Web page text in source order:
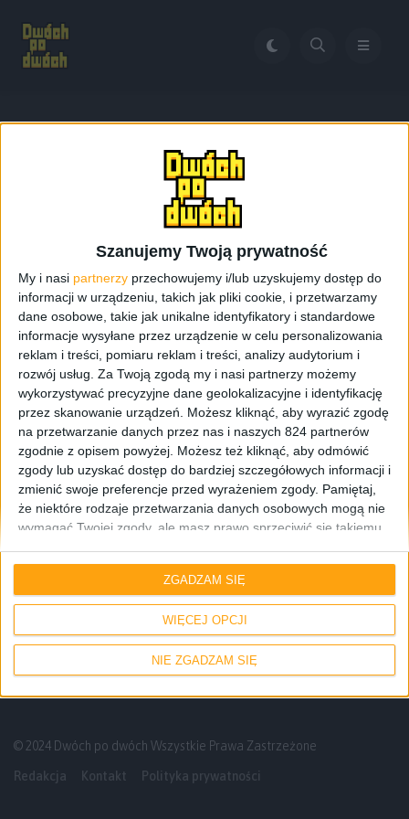
Szanujemy Twoją prywatność
My i nasi partnerzy przechowujemy i/lub uzyskujemy dostęp do
informacji w urządzeniu, takich jak pliki cookie, i przetwarzamy
dane osobowe, takie jak unikalne identyfikatory i standardowe
informacje wysyłane przez urządzenie w celu personalizowania
reklam i treści, pomiaru reklam i treści, analizy audytorium i
rozwój usług. Za Twoją zgodą my i nasi partnerzy możemy
wykorzystywać precyzyjne dane geolokalizacyjne i identyfikację
przez skanowanie urządzeń. Możesz kliknąć, aby wyrazić zgodę
na przetwarzanie danych przez nas i naszych 824 partnerów
zgodnie z opisem powyżej. Możesz też kliknąć, aby odmówić
zgody lub uzyskać dostęp do bardziej szczegółowych informacji i
zmienić swoje preferencje przed wyrażeniem zgody. Pamiętaj,
że niektóre rodzaje przetwarzania danych osobowych mogą nie
wymagać Twojej zgody, ale masz prawo sprzeciwić się takiemu
do tej witryny. Możesz w dowolnym momencie zmienić swoje
preferencje lub wycofać zgodę, wracając na tę stronę i klikając
przycisk "Prywatność" na dole strony.
WIĘCEJ OPCJI
NIE ZGADZAM SIĘ
ZGADZAM SIĘ
pop up play
Samsung Galaxy Note II – prawdziwa
wielozadaniowość?
© 2024 Dwóch po dwóch Wszystkie Prawa Zastrzeżone
Redakcja Kontakt Polityka prywatności